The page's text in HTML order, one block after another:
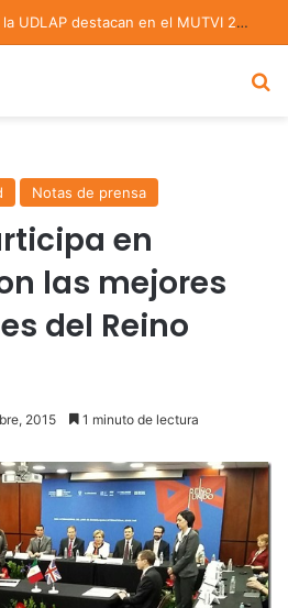
Estudiantes STEM de la UDLAP destacan en el MUTVI 2026
Notas de prensa
en
las mejores
del Reino
2015 1 minuto de lectura